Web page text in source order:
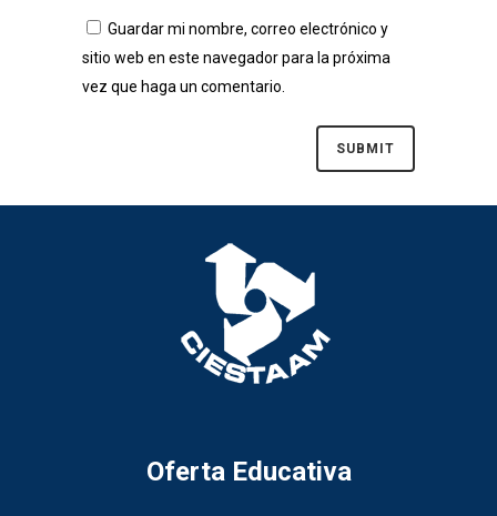
Guardar mi nombre, correo electrónico y
sitio web en este navegador para la próxima
vez que haga un comentario.
Oferta Educativa